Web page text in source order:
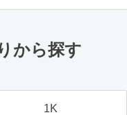
から探す
1K